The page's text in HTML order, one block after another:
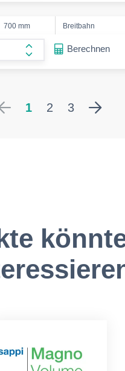
700 mm Breitbahn
form.increase-amount
Berechnen
1 2 3